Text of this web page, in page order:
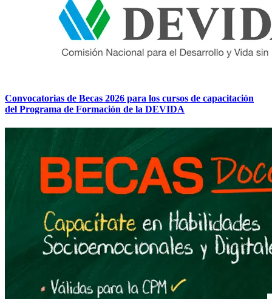
Convocatorias de Becas 2026 para los cursos de capacitación
del Programa de Formación de la DEVIDA